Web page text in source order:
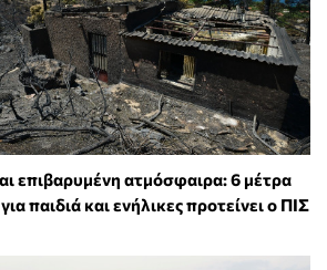
επιβαρυμένη ατμόσφαιρα: 6 μέτρα
παιδιά και ενήλικες προτείνει ο ΠΙΣ